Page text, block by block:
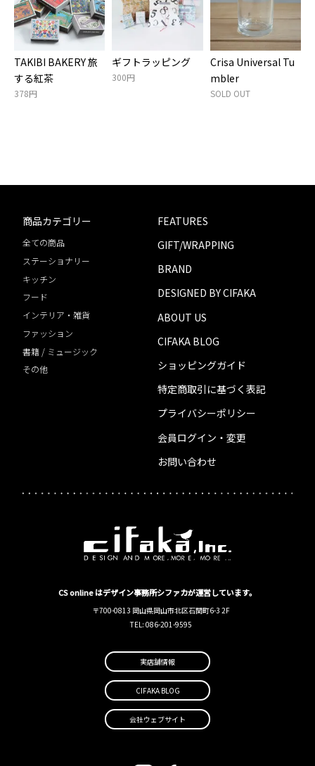
TAKIBI BAKERY 旅
する紅茶
378円
ギフトラッピング
300円
Crisa Universal Tu
mbler
SOLD OUT
商品カテゴリー
全ての商品
ステーショナリー
キッチン
フード
インテリア・雑貨
ファッション
書籍 / ミュージック
その他
FEATURES
GIFT/WRAPPING
BRAND
DESIGNED BY CIFAKA
ABOUT US
CIFAKA BLOG
ショッピングガイド
特定商取引に基づく表記
プライバシーポリシー
会員ログイン・変更
お問い合わせ
CS online はデザイン事務所シファカが運営しています。
〒700-0813 岡山県岡山市北区石関町6-3 2F
TEL: 086-201-9595
実店舗情報
CIFAKA BLOG
会社ウェブサイト